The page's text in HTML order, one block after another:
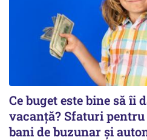
Ce buget este bine să îi
vacanță? Sfaturi
bani de buzunar și